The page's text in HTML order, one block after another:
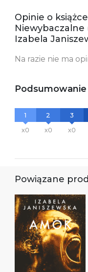
Opinie o książce
Niewybaczalne
Izabela
Na razie nie ma
Podsumowanie
1
x0
2
x0
3
x0
Powiązane